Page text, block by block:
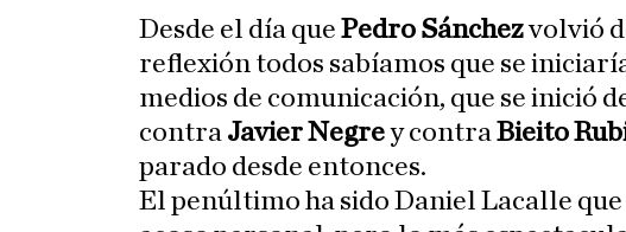
Desde el día que Pedro Sánchezvolvió
reflexión todos sabíamos que se
medios de comunicación, que se inició
contra Javier Negrey contraBieito
parado desde entonces.
El penúltimo ha sido Daniel Lacalle